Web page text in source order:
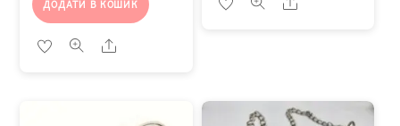
ДОДАТИ В КОШИК
Share